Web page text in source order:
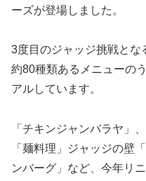
ーズが登場しました。
3度目のジャッジ挑戦とな
約80種類あるメニューの
アルしています。
「チキンジャンバラヤ」
「麺料理」ジャッジの壁
ンバーグ」など、今年リ